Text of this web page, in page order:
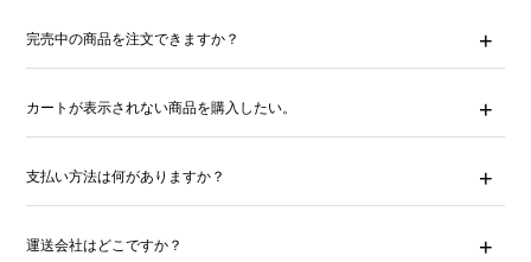
完売中の商品を注文できますか？
カートが表示されない商品を購入したい。
支払い方法は何がありますか？
運送会社はどこですか？